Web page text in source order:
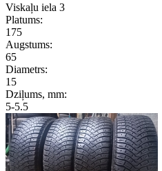
Viskaļu iela 3
Platums:
175
Augstums:
65
Diametrs:
15
Dziļums, mm:
5-5.5